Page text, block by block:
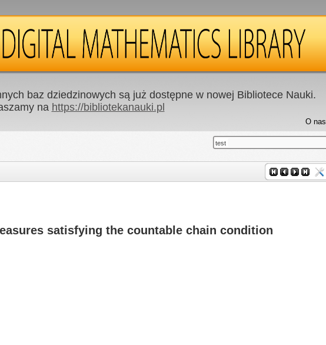
baz dziedzinowych są już dostępne w nowej Bibliotece Nauki.
na https://bibliotekanauki.pl
O nas
test
satisfying the countable chain condition